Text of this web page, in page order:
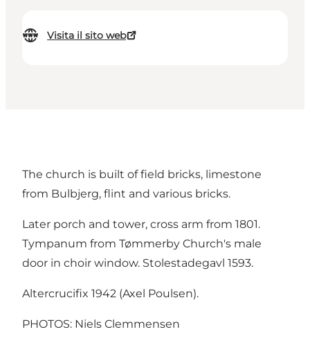
Visita il sito web
The church is built of field bricks, limestone
from Bulbjerg, flint and various bricks.
Later porch and tower, cross arm from 1801.
Tympanum from Tømmerby Church's male
door in choir window. Stolestadegavl 1593.
Altercrucifix 1942 (Axel Poulsen).
PHOTOS: Niels Clemmensen